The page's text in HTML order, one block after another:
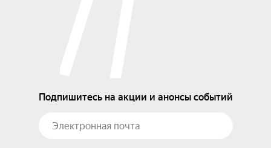
Подпишитесь на акции и анонсы событий